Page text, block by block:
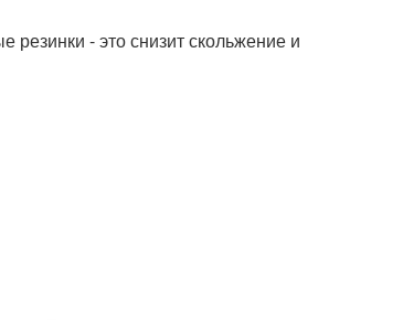
- это снизит скольжение и